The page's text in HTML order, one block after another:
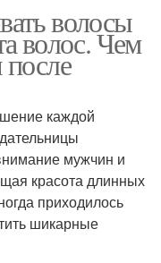
волосы
волос. Чем
каждой
мужчин и
красота длинных
приходилось
шикарные